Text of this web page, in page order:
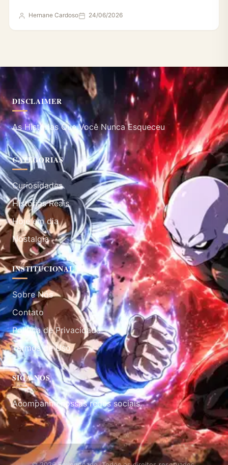
Hernane Cardoso 24/06/2026
DISCLAIMER
As Histórias Que Você Nunca Esqueceu
CATEGORIAS
Curiosidades
Histórias Reais
Hoje em dia
Nostalgia
INSTITUCIONAL
Sobre Nós
Contato
Política de Privacidade
Termos de Uso
SIGA-NOS
Acompanhe nossas redes sociais.